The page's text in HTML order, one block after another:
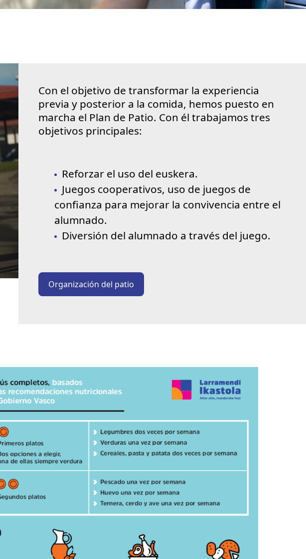
Con el objetivo de transformar la experiencia
previa y posterior a la comida, hemos puesto en
marcha el Plan de Patio. Con él trabajamos tres
objetivos principales:
Reforzar el uso del euskera.
Juegos cooperativos, uso de juegos de
confianza para mejorar la convivencia entre el
alumnado.
Diversión del alumnado a través del juego.
Organización del patio